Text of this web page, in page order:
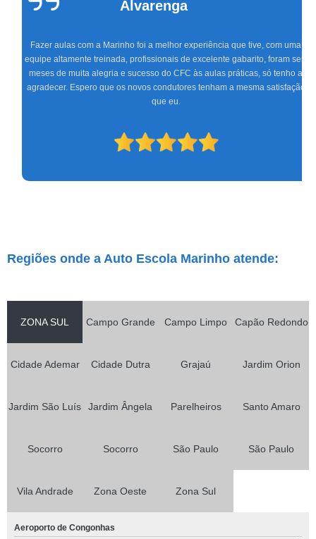
Alvarenga
Fazer aulas com a Marinho foi a melhor experiência que tive, com uma
equipe altamente treinada, profissionais de excelente gabarito, foram seis
meses de muita alegria e sucesso do CFC às aulas práticas, só tenho a
agradecer. Espero que os novos condutores tenham a mesma satisfação
que eu.
Regiões onde a Auto Escola Marinho atende:
ZONA SUL Campo Grande Campo Limpo Capão Redondo
Cidade Ademar Cidade Dutra Grajaú Jardim Orion
Jardim São Luís Jardim Ângela Parelheiros Santo Amaro
Socorro Socorro São Paulo São Paulo
Vila Andrade Zona Oeste Zona Sul
Aeroporto de Congonhas